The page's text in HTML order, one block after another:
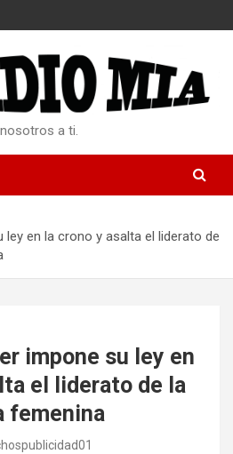
a ti.
ley en la crono y asalta el liderato de
impone su ley en
el liderato de la
femenina